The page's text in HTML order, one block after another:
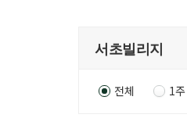
전체 1주